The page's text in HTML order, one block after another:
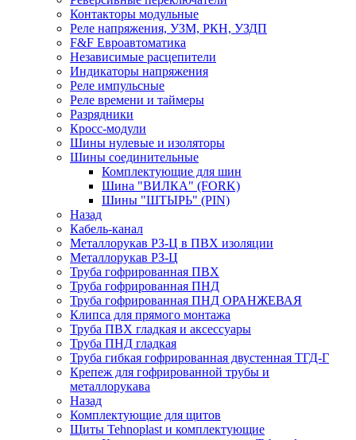
Контакторы модульные
Реле напряжения, УЗМ, РКН, УЗДП
F&F Евроавтоматика
Независимые расцепители
Индикаторы напряжения
Реле импульсные
Реле времени и таймеры
Разрядники
Кросс-модули
Шины нулевые и изоляторы
Шины соединительные
Комплектующие для шин
Шина "ВИЛКА" (FORK)
Шины "ШТЫРЬ" (PIN)
Назад
Кабель-канал
Металлорукав РЗ-Ц в ПВХ изоляции
Металлорукав РЗ-Ц
Труба гофрированная ПВХ
Труба гофрированная ПНД
Труба гофрированная ПНД ОРАНЖЕВАЯ
Клипса для прямого монтажа
Труба ПВХ гладкая и аксессуары
Труба ПНД гладкая
Труба гибкая гофрированная двустенная ТГД-Г
Крепеж для гофрированной трубы и
металлорукава
Назад
Комплектующие для щитов
Щиты Tehnoplast и комплектующие